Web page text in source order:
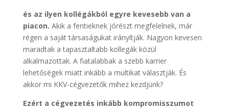
és az ilyen kollégákból egyre kevesebb van a
piacon. Akik a fentieknek jórészt megfelelnek, már
régen a saját társaságukat irányítják. Nagyon kevesen
maradtak a tapasztaltabb kollegák közül
alkalmazottak. A fiatalabbak a szebb karrier
lehetőségek miatt inkább a multikat választják. És
akkor mi KKV-cégvezetők mihez kezdjünk?
Ezért a cégvezetés inkább kompromisszumot